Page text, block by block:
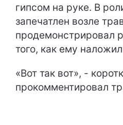
гипсом на руке. В
запечатлен возле
продемонстрировал
того, как ему
«Вот так вот», -
прокомментировал